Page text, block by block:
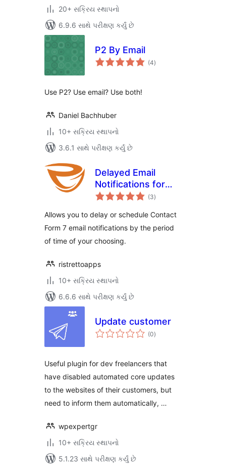
20+ સક્રિય સ્થાપનો
6.9.6 સાથે પરીક્ષણ કર્યું છે
P2 By Email
(4કુલ
રેટિંગ્સ
)
Use P2? Use email? Use both!
Daniel Bachhuber
10+ સક્રિય સ્થાપનો
3.6.1 સાથે પરીક્ષણ કર્યું છે
Delayed Email
Notifications for
Contact Form 7
(3કુલ
રેટિંગ્સ
)
Allows you to delay or schedule Contact
Form 7 email notifications by the period
of time of your choosing.
ristrettoapps
10+ સક્રિય સ્થાપનો
6.6.6 સાથે પરીક્ષણ કર્યું છે
Update customer
(0કુલ
રેટિંગ્સ
)
Useful plugin for dev freelancers that
have disabled automated core updates
to the websites of their customers, but
need to inform them automatically, …
wpexpertgr
10+ સક્રિય સ્થાપનો
5.1.23 સાથે પરીક્ષણ કર્યું છે